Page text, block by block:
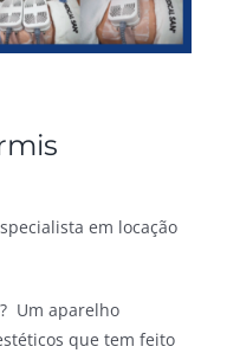
em locação
Um aparelho
que tem feito